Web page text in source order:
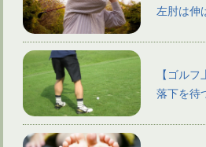
左肘は伸
【ゴル
落下を待